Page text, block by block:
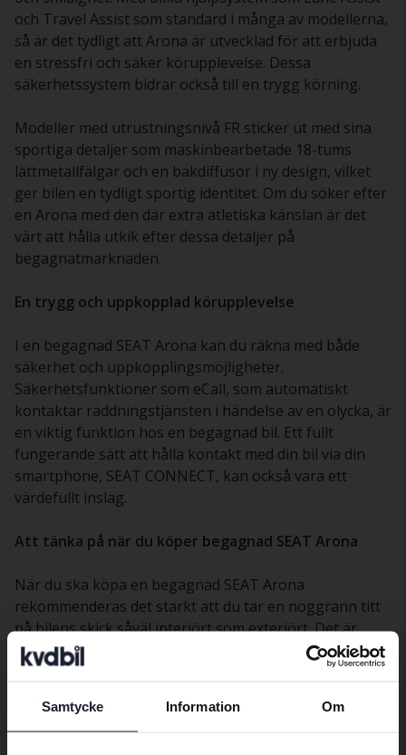
Samtycke Information Om
och Travel Assist som standard i många av modellerna,
så är det tydligt att Arona är utvecklad för att erbjuda
en stressfri och säker körupplevelse. Dessa
säkerhetssystem bidrar också till en trygg körning.
Modeller med utrustningsnivå FR sticker ut med sina
sportiga detaljer som maskinbearbetade 18-tums
lättmetallfälgar och en bakdiffusor i ny design, vilket
ger bilen en tydligt sportig identitet. Om du söker efter
en Arona med den där extra atletiska känslan är det
värt att hålla utkik efter dessa detaljer på
begagnatmarknaden.
En trygg och uppkopplad körupplevelse
I en begagnad SEAT Arona kan du räkna med både
säkerhet och uppkopplingsmöjligheter.
Säkerhetsfunktioner som eCall, som automatiskt
kontaktar räddningstjänsten i händelse av en olycka, är
en viktig funktion hos en begagnad bil. Ett fullt
fungerande sätt att hålla kontakt med din bil via din
smartphone, SEAT CONNECT, kan också vara ett
värdefullt inslag.
Att tänka på när du köper begagnad SEAT Arona
När du ska köpa en begagnad SEAT Arona
rekommenderas det starkt att du tar en noggrann titt
på bilens skick såväl interiört som exteriört. Det är
också klokt att kontrollera bilens servicehistorik för att
vara säker på att all nödvändig underhållning har
bekymmersfri ägarupplevelse.
Preferred language